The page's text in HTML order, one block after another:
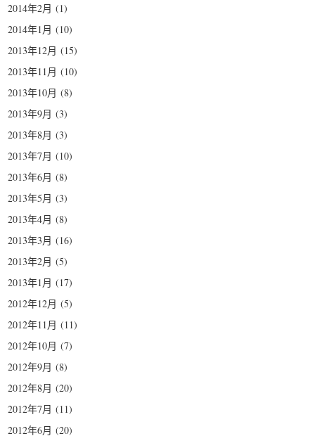
2014年2月 (1)
2014年1月 (10)
2013年12月 (15)
2013年11月 (10)
2013年10月 (8)
2013年9月 (3)
2013年8月 (3)
2013年7月 (10)
2013年6月 (8)
2013年5月 (3)
2013年4月 (8)
2013年3月 (16)
2013年2月 (5)
2013年1月 (17)
2012年12月 (5)
2012年11月 (11)
2012年10月 (7)
2012年9月 (8)
2012年8月 (20)
2012年7月 (11)
2012年6月 (20)